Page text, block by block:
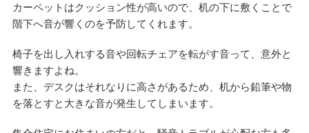
カーペットはクッション性が高いので、机の下に敷くことで
階下へ音が響くのを予防してくれます。
椅子を出し入れする音や回転チェアを転がす音って、意外と
響きますよね。
また、デスクはそれなりに高さがあるため、机から鉛筆や物
を落とすと大きな音が発生してしまいます。